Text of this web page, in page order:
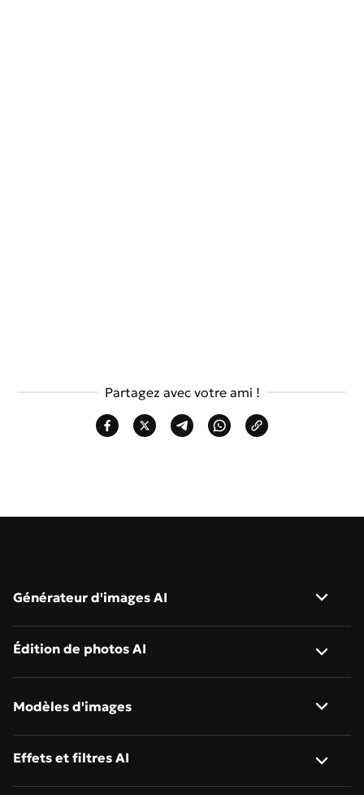
Partagez avec votre ami !
Générateur d'images AI
Image vers image
Suppresseur d'objet AI
Édition de photos AI
Changer le fond de la photo
Modèles d'images
Nano Banana 2
Effets et filtres AI